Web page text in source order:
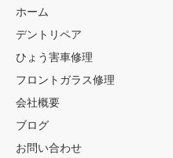
ホーム
デントリペア
ひょう害車修理
フロントガラス修理
会社概要
ブログ
お問い合わせ